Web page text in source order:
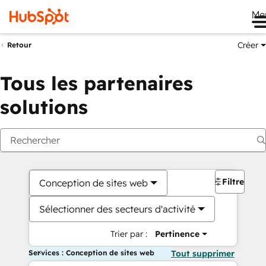
Retour Créer
Tous les partenaires
solutions
Conception de sites web
Sélectionner des secteurs d'activité
Trier par : Pertinence
Filtres
Services : Conception de sites web Tout supprimer